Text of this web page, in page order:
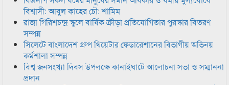
বিশ্বাসী: আবুল কাহের চৌ: শামিম
রাজা গিরিশচন্দ্র স্কুলে বার্ষিক ক্রীড়া প্রতিযোগিতার পুরস্কার বিতরণ
সম্পন্ন
সিলেটে বাংলাদেশ গ্রুপ থিয়েটার ফেডারেশানের বিভাগীয় অভিনয়
কর্মশালা সম্পন্ন
বিশ্ব জনসংখ্যা দিবস উপলক্ষে কানাইঘাটে আলোচনা সভা ও সম্মাননা
প্রদান